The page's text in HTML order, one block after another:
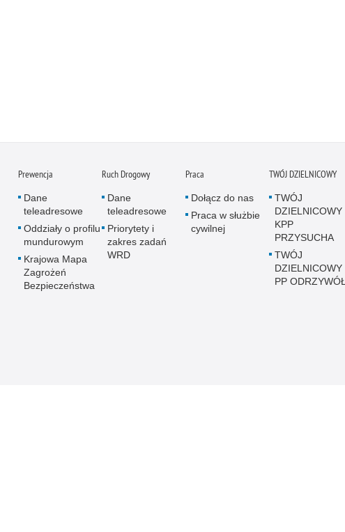
Prewencja
Dane
teleadresowe
Oddziały o profilu
mundurowym
Krajowa Mapa
Zagrożeń
Bezpieczeństwa
Ruch Drogowy
Dane
teleadresowe
Priorytety i
zakres zadań
WRD
Praca
Dołącz do nas
Praca w służbie
cywilnej
TWÓJ DZIELNICOWY
TWÓJ
DZIELNICOWY
KPP
PRZYSUCHA
TWÓJ
DZIELNICOWY
PP ODRZYWÓŁ